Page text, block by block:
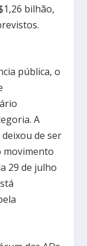
bilhão,
pública, o
A
de ser
movimento
29 de julho